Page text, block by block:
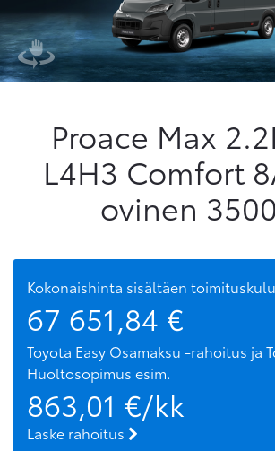
Proace Max
L4H3 Comfort
ovinen
Kokonaishinta sisältäen
67 651,84 €
Toyota Easy Osamaksu -rahoitus ja
Huoltosopimus esim.
863,01 €/kk
Laske rahoitus